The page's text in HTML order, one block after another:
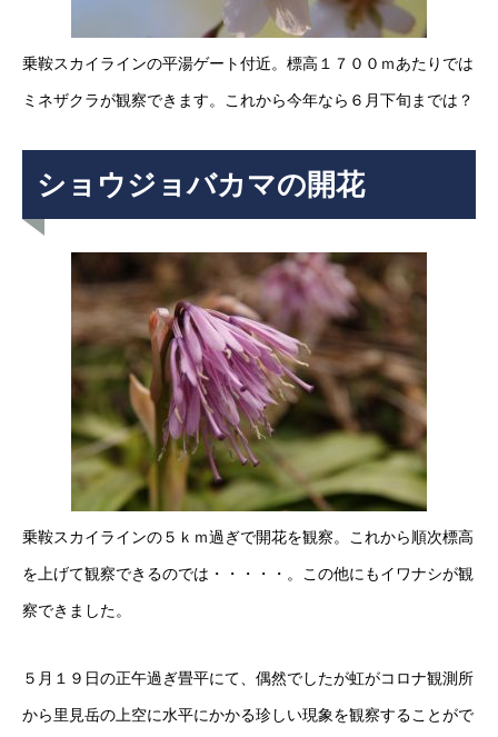
乗鞍スカイラインの平湯ゲート付近。標高１７００ｍあたりでは
ミネザクラが観察できます。これから今年なら６月下旬までは？
ショウジョバカマの開花
乗鞍スカイラインの５ｋｍ過ぎで開花を観察。これから順次標高
を上げて観察できるのでは・・・・・。この他にもイワナシが観
察できました。
５月１９日の正午過ぎ畳平にて、偶然でしたが虹がコロナ観測所
から里見岳の上空に水平にかかる珍しい現象を観察することがで